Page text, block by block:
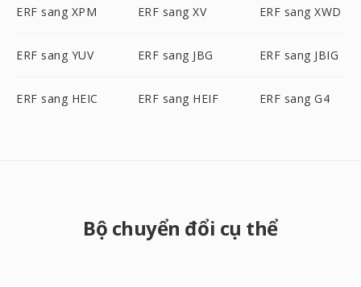
ERF sang XPM ERF sang XV ERF sang XWD
ERF sang YUV ERF sang JBG ERF sang JBIG
ERF sang HEIC ERF sang HEIF ERF sang G4
Bộ chuyển đổi cụ thể